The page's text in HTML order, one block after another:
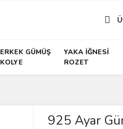
ERKEK GÜMÜŞ
KOLYE
YAKA İĞNESİ
ROZET
925 Ayar